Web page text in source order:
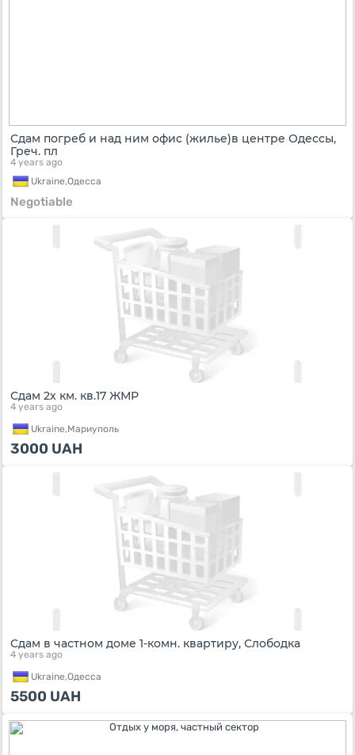
Сдам погреб и над ним офис (жилье)в центре Одессы,
Греч. пл
4 years ago
Ukraine,Одесса
Negotiable
Сдам 2х км. кв.17 ЖМР
4 years ago
Ukraine,Мариуполь
3000 UAH
Сдам в частном доме 1-комн. квартиру, Слободка
4 years ago
Ukraine,Одесса
5500 UAH